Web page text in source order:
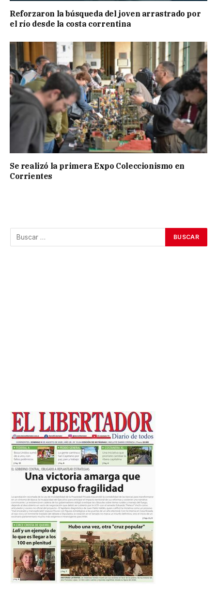
Reforzaron la búsqueda del joven arrastrado por
el río desde la costa correntina
Se realizó la primera Expo Coleccionismo en
Corrientes